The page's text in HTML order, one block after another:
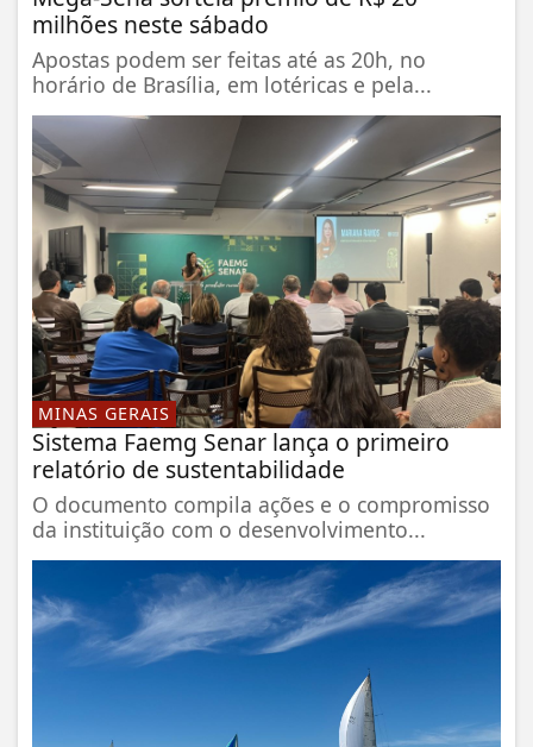
milhões neste sábado
Apostas podem ser feitas até as 20h, no
horário de Brasília, em lotéricas e pela...
MINAS GERAIS
Sistema Faemg Senar lança o primeiro
relatório de sustentabilidade
O documento compila ações e o compromisso
da instituição com o desenvolvimento...